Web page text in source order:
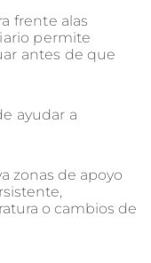
frente alas
permite
antes de que
ayudar a
zonas de apoyo
o cambios de